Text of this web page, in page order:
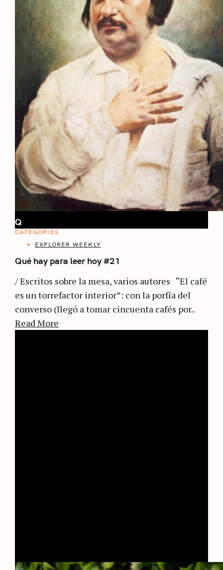
Q
CATEGORIES
EXPLORER WEEKLY
Qué hay para leer hoy #21
/ Escritos sobre la mesa, varios autores “El café
es un torrefactor interior”: con la porfía del
converso (llegó a tomar cincuenta cafés por..
Read More